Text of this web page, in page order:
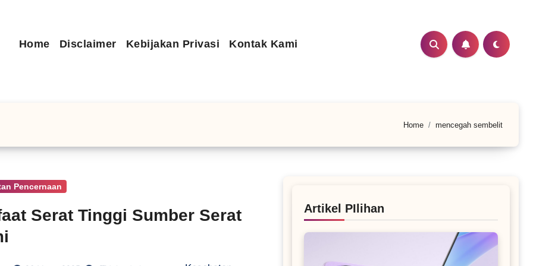
Home Disclaimer Kebijakan Privasi Kontak Kami
Home mencegah sembelit
Pencernaan
Serat Tinggi Sumber Serat
Artikel PIlihan